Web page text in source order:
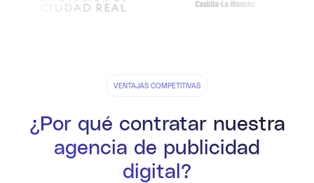
VENTAJAS COMPETITIVAS
¿Por qué contratar nuestra
agencia de publicidad
digital?